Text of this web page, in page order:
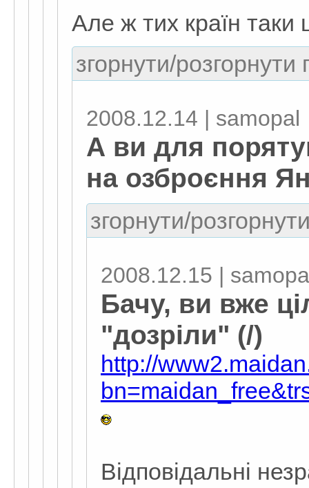
Але ж тих країн таки
згорнути/розгорнути
2008.12.14 | samopal
А ви для
на озброєння
згорнути/
2008.12.15 |
Бачу, ви вже
"дозріли" (/)
http://
Відповідальні